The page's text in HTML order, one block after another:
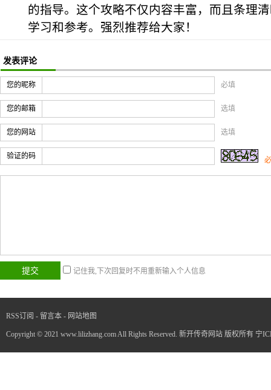
的指导。这个攻略不仅内容丰富，而且条理
学习和参考。强烈推荐给大家！
发表评论
您的昵称 必填
您的邮箱 选填
您的网站 选填
验证的码
记住我,下次回复时不用重新输入个人信息
RSS订阅 - 留言本 - 网站地图
Copyright © 2021 www.lilizhang.com All Rights Reserved. 新开传奇网站 版权所有 宁